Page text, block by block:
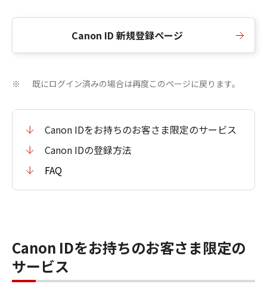
Canon ID 新規登録ページ
※ 既にログイン済みの場合は再度このページに戻ります。
Canon IDをお持ちのお客さま限定のサービス
Canon IDの登録方法
FAQ
Canon IDをお持ちのお客さま限定の
サービス